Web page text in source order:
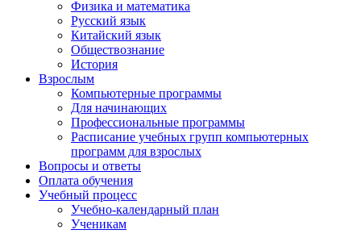
Физика и математика
Русский язык
Китайский язык
Обществознание
История
Взрослым
Компьютерные программы
Для начинающих
Профессиональные программы
Расписание учебных групп компьютерных
программ для взрослых
Вопросы и ответы
Оплата обучения
Учебный процесс
Учебно-календарный план
Ученикам